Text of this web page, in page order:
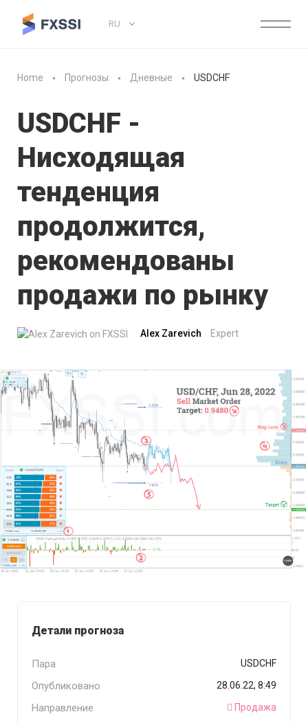
RU
Home Прогнозы Дневные USDCHF
USDCHF -
Нисходящая
тенденция
продолжится,
рекомендованы
продажи по рынку
Alex Zarevich Expert
Детали прогноза
Пара USDCHF
Опубликовано 28.06.22, 8:49
Направление Продажа